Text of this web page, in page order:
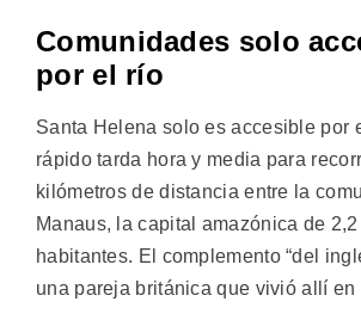
Comunidades solo
por el río
Santa Helena solo es accesible por
rápido tarda hora y media para
kilómetros de distancia entre la
Manaus, la capital amazónica de
habitantes. El complemento “del
una pareja británica que vivió allí en